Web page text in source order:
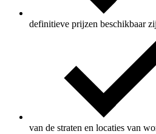
definitieve prijzen beschikbaar
van de straten en locaties van